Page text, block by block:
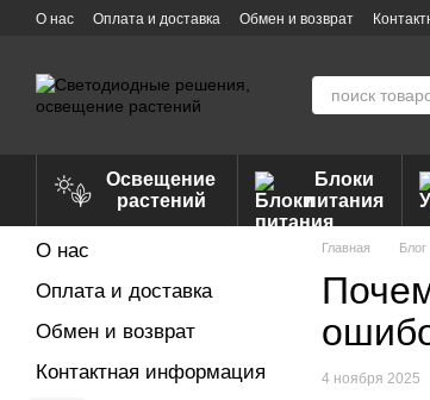
Перейти к основному контенту
О нас Оплата и доставка Обмен и возврат
Освещение
растений
Блоки
питания
Главная Блог
4 ноября 2025
О нас
Оплата и доставка
Обмен и возврат
Контактная информация